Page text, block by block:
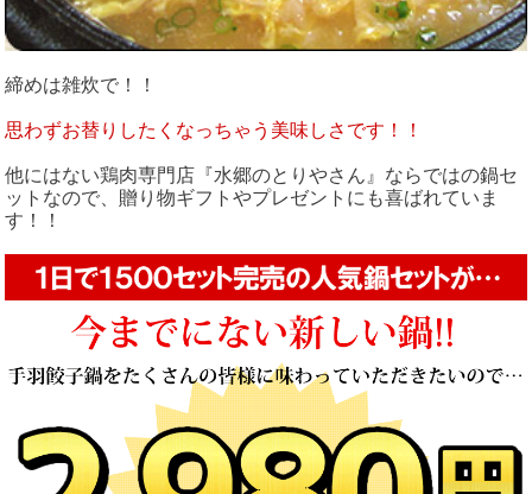
締めは雑炊で！！
思わずお替りしたくなっちゃう美味しさです！！
他にはない鶏肉専門店『水郷のとりやさん』ならではの鍋セ
ットなので、贈り物ギフトやプレゼントにも喜ばれていま
す！！